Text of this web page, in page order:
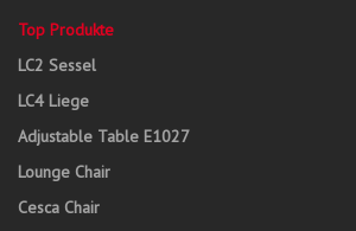
Top Produkte
LC2 Sessel
LC4 Liege
Adjustable Table E1027
Lounge Chair
Cesca Chair